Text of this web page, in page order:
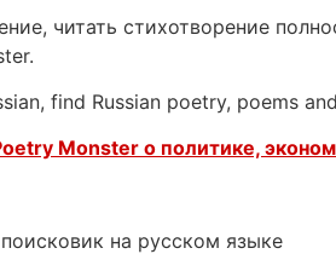
читать стихотворение
find Russian poetry, poems
Monster о политике,
на русском языке